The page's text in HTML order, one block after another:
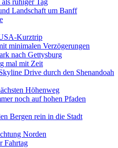
ruhiger Tag
Landschaft um Banff
Kurztrip
minimalen Verzögerungen
nach Gettysburg
mal mit Zeit
Drive durch den Shenandoah
Höhenweg
noch auf hohen Pfaden
Bergen rein in die Stadt
Norden
Fahrtag